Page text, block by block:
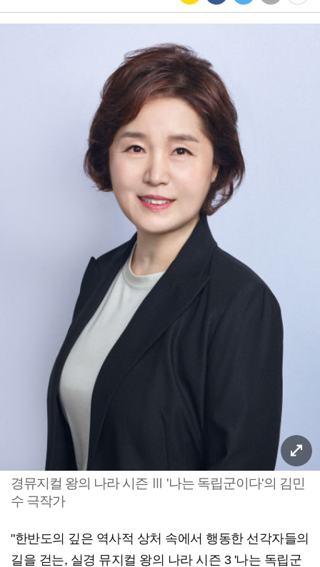
경뮤지컬 왕의 나라 시즌 Ⅲ '나는 독립군이다'의 김민
수 극작가
"한반도의 깊은 역사적 상처 속에서 행동한 선각자들의
길을 걷는, 실경 뮤지컬 왕의 나라 시즌 3 '나는 독립군